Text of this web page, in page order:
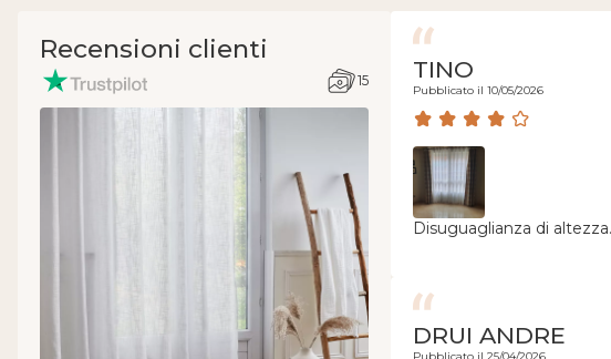
Recensioni clienti
15 TINO
Pubblicato il 10/05/2026
Disuguaglianza di altezza.
DRUI ANDRE